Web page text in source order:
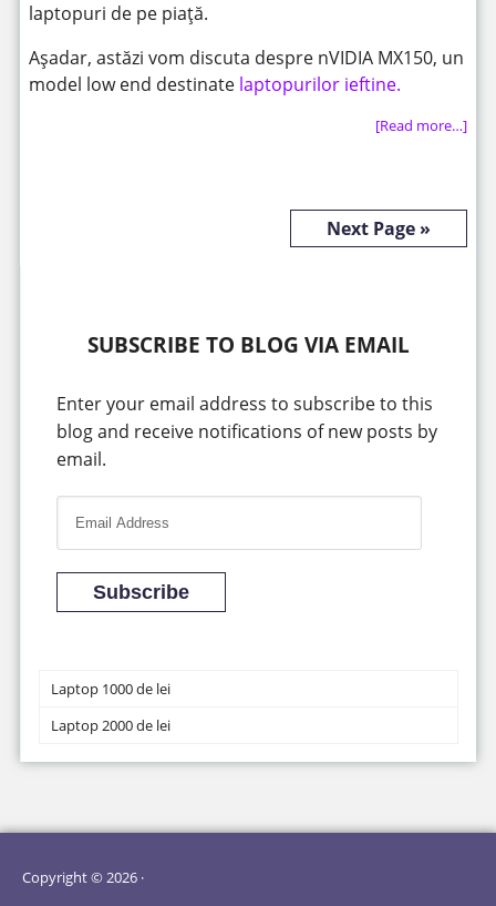
laptopuri de pe piață.
Așadar, astăzi vom discuta despre nVIDIA MX150, un
model low end destinate laptopurilor ieftine.
[Read more…]
Next Page »
SUBSCRIBE TO BLOG VIA EMAIL
Enter your email address to subscribe to this
blog and receive notifications of new posts by
email.
l
d
r
e
Subscribe
Laptop 1000 de lei
Laptop 2000 de lei
Copyright © 2026 ·